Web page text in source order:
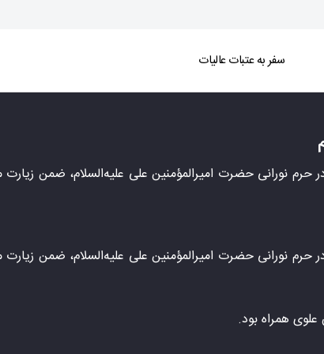
سفر به عتبات عالیات
حرم نورانی حضرت امیرالمؤمنین علی علیه‌السلام، ضمن
حرم نورانی حضرت امیرالمؤمنین علی علیه‌السلام، ضمن
همراه بود.